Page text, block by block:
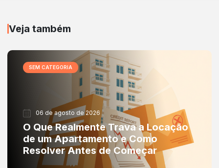
Veja também
SEM CATEGORIA
06 de agosto de 2026
O Que Realmente Trava a Locação
de um Apartamento e Como
Resolver Antes de Começar